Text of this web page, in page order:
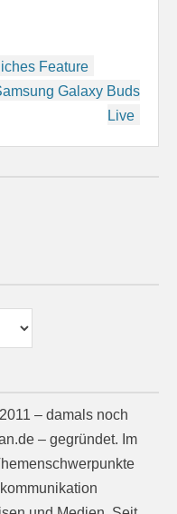
Feature
Galaxy Buds
Live
– damals noch
– gegründet. Im